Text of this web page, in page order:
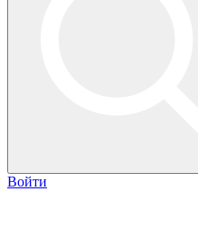
Войти